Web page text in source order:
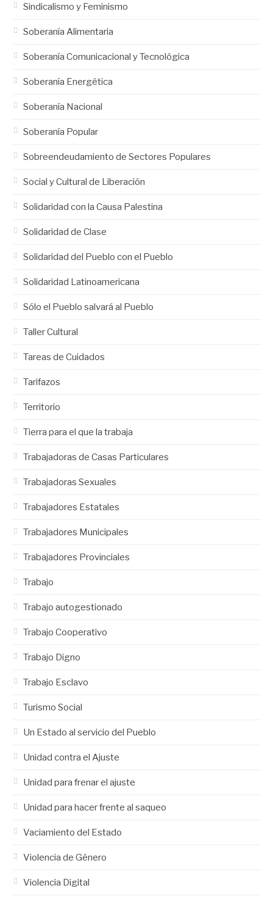
Sindicalismo y Feminismo
Soberanía Alimentaria
Soberanía Comunicacional y Tecnológica
Soberanía Energética
Soberanía Nacional
Soberanía Popular
Sobreendeudamiento de Sectores Populares
Social y Cultural de Liberación
Solidaridad con la Causa Palestina
Solidaridad de Clase
Solidaridad del Pueblo con el Pueblo
Solidaridad Latinoamericana
Sólo el Pueblo salvará al Pueblo
Taller Cultural
Tareas de Cuidados
Tarifazos
Territorio
Tierra para el que la trabaja
Trabajadoras de Casas Particulares
Trabajadoras Sexuales
Trabajadores Estatales
Trabajadores Municipales
Trabajadores Provinciales
Trabajo
Trabajo autogestionado
Trabajo Cooperativo
Trabajo Digno
Trabajo Esclavo
Turismo Social
Un Estado al servicio del Pueblo
Unidad contra el Ajuste
Unidad para frenar el ajuste
Unidad para hacer frente al saqueo
Vaciamiento del Estado
Violencia de Género
Violencia Digital